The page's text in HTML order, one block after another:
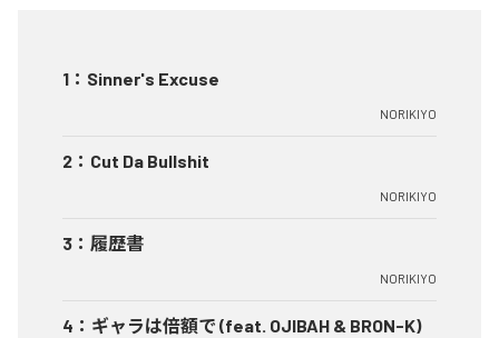
1 ： Sinner's Excuse
NORIKIYO
2 ： Cut Da Bullshit
NORIKIYO
3 ： 履歴書
NORIKIYO
4 ： ギャラは倍額で (feat. OJIBAH & BRON-K)